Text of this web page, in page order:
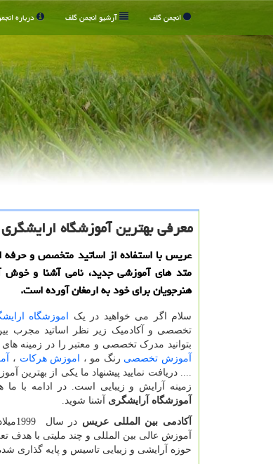
انجمن گلف آرشیو انجمن گلف درباره
معرفی بهترین آموزشگاه ارایشگری
عریس با استفاده از اساتید متخصص و
متد های آموزشی جدید، نامی آشنا و خوش
هنرجویان برای خود به ارمغان آورده است.
سلام اگر می خواهید در یک اموزشگاه
تخصصی و آکادمیک زیر نظر اساتید مجرب
بتوانید مدرک تخصصی و معتبر را در زمینه های
آموزش تخصصی رنگ مو ، اموزش هرکات ،
.... دریافت نمایید پیشنهاد ما یکی از بهترین
زمینه آرایش و زیبایی است. در ادامه با ما
آموزشگاه آرایشگری آشنا شوید.
آکادمی بین المللی عریس در سال 1999
آموزش عالی بین المللی و چند ملیتی با هدف
حوزه آرایشی و زیبایی تاسیس و پایه گذاری